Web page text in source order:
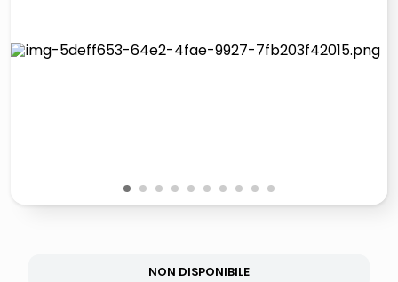
1 2 3 4 5 6 7 8 9 10
NON DISPONIBILE